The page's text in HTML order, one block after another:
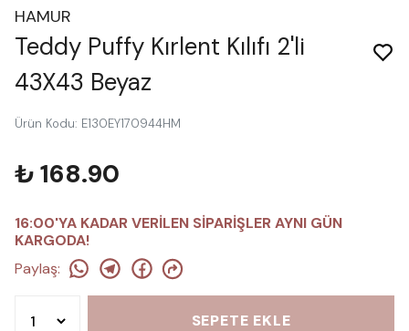
HAMUR
Teddy Puffy Kırlent Kılıfı 2'li
43X43 Beyaz
Ürün Kodu: E130EY170944HM
₺ 168.90
16:00'YA KADAR VERİLEN SİPARİŞLER AYNI GÜN
KARGODA!
Paylaş:
SEPETE EKLE